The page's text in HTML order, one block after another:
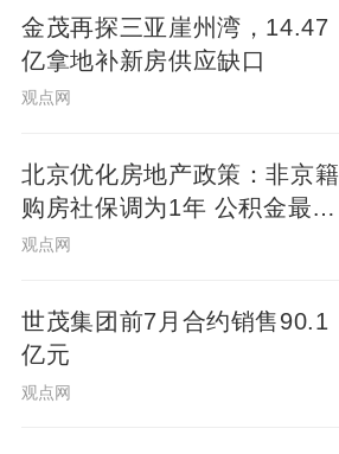
金茂再探三亚崖州湾，14.47
亿拿地补新房供应缺口
观点网
北京优化房地产政策：非京籍
购房社保调为1年 公积金最高
可贷340万元
观点网
世茂集团前7月合约销售90.1
亿元
观点网